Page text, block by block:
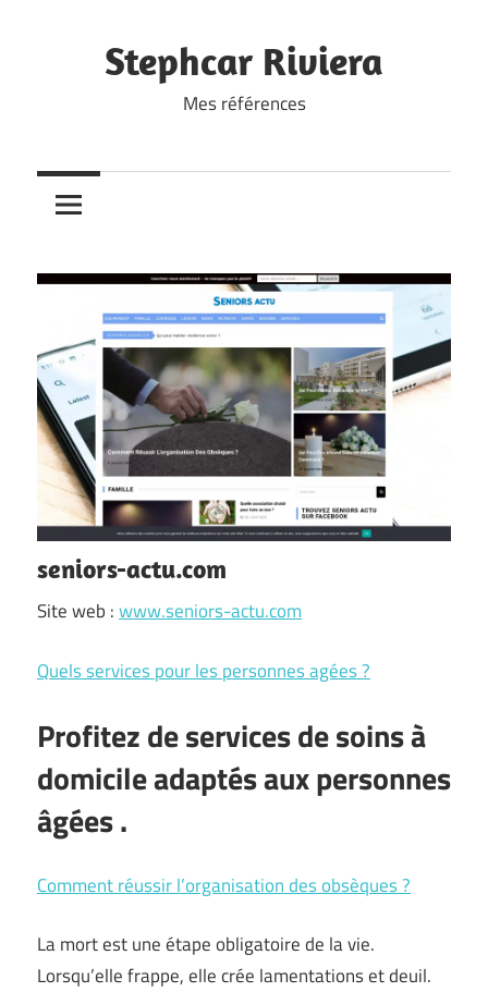
Stephcar Riviera
Mes références
seniors-actu.com
Site web :www.seniors-actu.com
Quels services pour les personnes agées ?
Profitez deservices de soins à
domicile adaptés aux personnes
âgées.
Comment réussir l’organisation des obsèques ?
La mort est une étape obligatoire de la vie.
Lorsqu’elle frappe, elle crée lamentations et deuil.